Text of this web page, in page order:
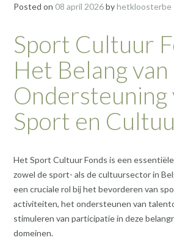
Posted on 08 april 2026byhetkloosterbe
Sport Cultuur
Het Belang van
Sport en
Het Sport Cultuur Fonds is een
zowel de sport- als de cultuursector in
een cruciale rol bij het bevorderen van
activiteiten, het ondersteunen van
stimuleren van participatie in deze
domeinen.